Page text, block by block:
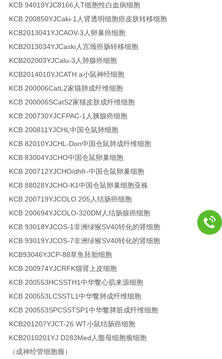
KCB 94019YJC8166 人T细胞性白血病细胞
KCB 200850YJCaki-1 人肾透明细胞癌皮肤转移细胞
KCB2013041YJCAOV-3 人卵巢癌细胞
KCB2013034YJCaski人宫颈癌肠转移细胞
KCB202003YJCalu-3 人肺腺癌细胞
KCB2014010YJCATH.a小鼠神经细胞
KCB 200006CatL2家猫肺成纤维细胞
KCB 200006SCatS2家猫皮肤成纤维细胞
KCB 200730YJCFPAC-1 人胰腺癌细胞
KCB 200811YJCHL 中国仓鼠肺细胞
KCB 82010YJCHL-Don中国仓鼠肺成纤维细胞
KCB 83004YJCHO中国仓鼠卵巢细胞
KCB 200712YJCHO/dhfr-中国仓鼠卵巢细胞
KCB 88028YJCHO-K1中国仓鼠卵巢细胞亚株
KCB 200719YJCOLO 205 人结肠癌细胞
KCB 200694YJCOLO-320DM 人结肠腺癌细胞
KCB 93018YJCOS-1非洲绿猴SV40转化的肾细胞
KCB 93019YJCOS-7非洲绿猴SV40转化的肾细胞
KCB93046YJCP-88草鱼胚胎细胞
KCB 200974YJCRFK猫肾上皮细胞
KCB 200553HCSSTH1中华鳖心肌来源细胞
KCB 200553L CSSTL1中华鳖肺成纤维细胞
KCB 200553SPCSSTSP1中华鳖脾脏成纤维细胞
KCB201207YJCT-26 WT小鼠结肠癌细胞
KCB2010201YJ D283Med 人髓母细胞瘤细胞
（成神经管细胞瘤）